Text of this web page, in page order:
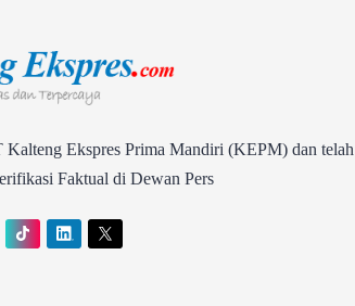
Ekspres Prima Mandiri (KEPM) dan
Faktual di Dewan Pers